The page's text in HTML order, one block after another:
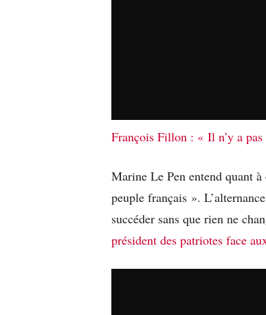
François Fillon : « Il n’y a
Marine Le Pen entend quant
peuple français ».
succéder sans que rien ne
président des patriotes face